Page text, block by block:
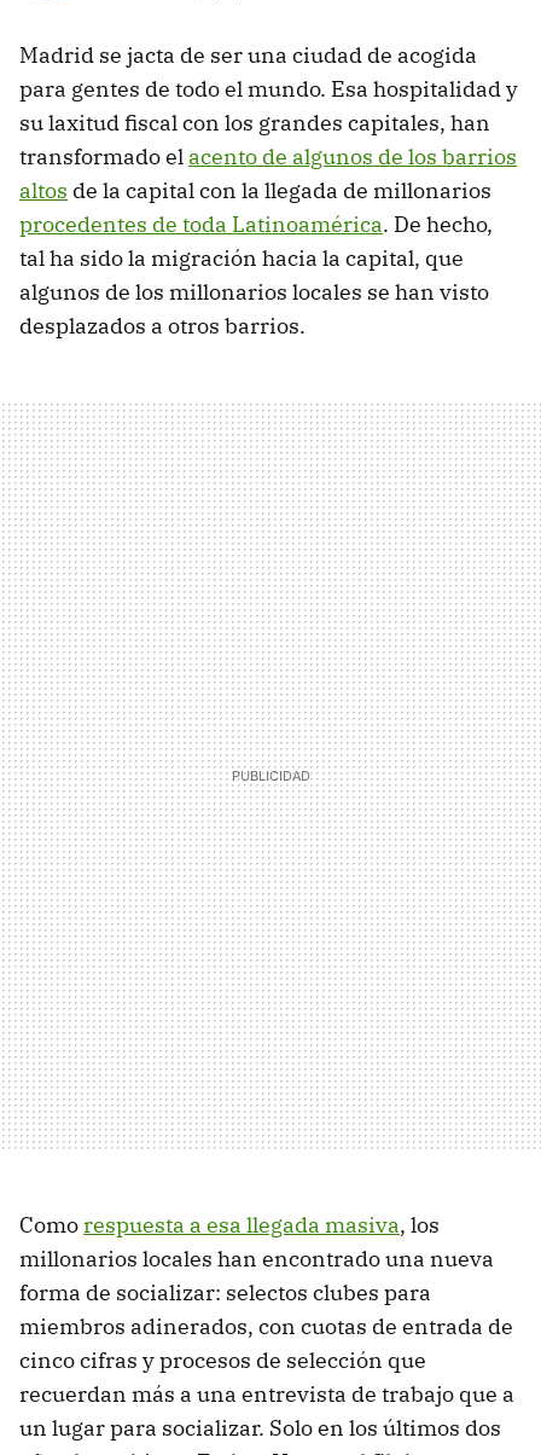
Madrid se jacta de ser una ciudad de acogida
para gentes de todo el mundo. Esa hospitalidad y
su laxitud fiscal con los grandes capitales, han
transformado el acento de algunos de los barrios
altos de la capital con la llegada de millonarios
procedentes de toda Latinoamérica. De hecho,
tal ha sido la migración hacia la capital, que
algunos de los millonarios locales se han visto
desplazados a otros barrios.
Comorespuesta a esa llegada masiva, los
millonarios locales han encontrado una nueva
forma de socializar: selectos clubes para
miembros adinerados, con cuotas de entrada de
cinco cifras y procesos de selección que
recuerdan más a una entrevista de trabajo que a
un lugar para socializar. Solo en los últimos dos